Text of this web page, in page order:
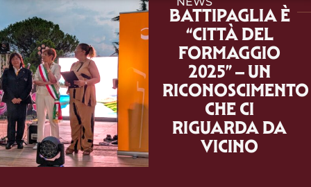
BATTIPAGLIA È
“CITTÀ DEL
FORMAGGIO
2025” – UN
RICONOSCIMENTO
CHE CI
RIGUARDA DA
VICINO